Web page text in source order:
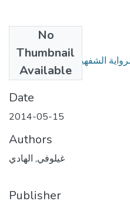
No
Thumbnail
Available
(4.54 MB)
Date
2014-05-15
Authors
غيلوفي, الهادي
Publisher